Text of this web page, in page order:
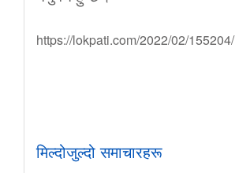
https://lokpati.com/2022/02/155204/
मिल्दोजुल्दो समाचारहरू